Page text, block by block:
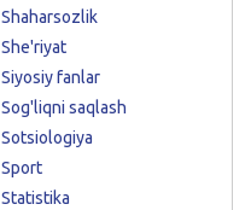
Shaharsozlik
She'riyat
Siyosiy fanlar
Sog'liqni saqlash
Sotsiologiya
Sport
Statistika